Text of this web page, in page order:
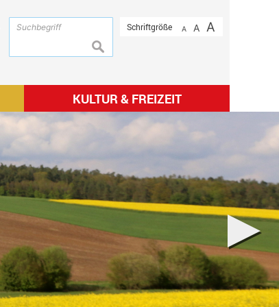
Schriftgröße A A A
suchen
KULTUR & FREIZEIT